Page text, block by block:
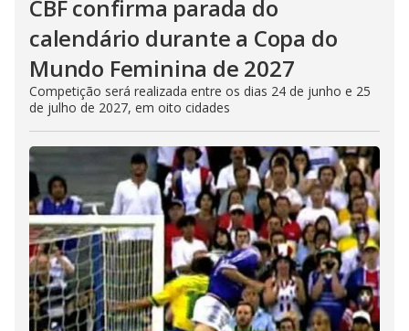
CBF confirma parada do
calendário durante a Copa do
Mundo Feminina de 2027
Competição será realizada entre os dias 24 de junho e 25
de julho de 2027, em oito cidades